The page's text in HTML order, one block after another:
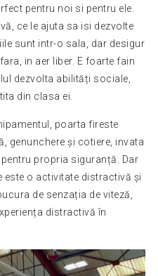
pentru noi si pentru ele.
ce le ajuta sa isi dezvolte
sunt intr-o sala, dar desigur
in aer liber. E foarte fain
dezvolta abilități sociale,
din clasa ei.
poarta fireste
genunchere și cotiere, invata
propria siguranță. Dar
este o activitate distractivă și
de senzația de viteză,
distractivă în